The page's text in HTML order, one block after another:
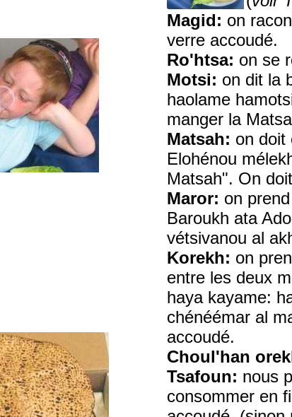
Magid: on
verre accoudé.
Ro'htsa: on se
Motsi: on dit la
haolame
manger la
Matsah: on doit
Elohénou
Matsah". On
Maror: on
Baroukh ata
vétsivanou al
Korekh: on
entre les deux
haya kayame:
chénéémar al
accoudé.
Choul'han
Tsafoun: nous
consommer en